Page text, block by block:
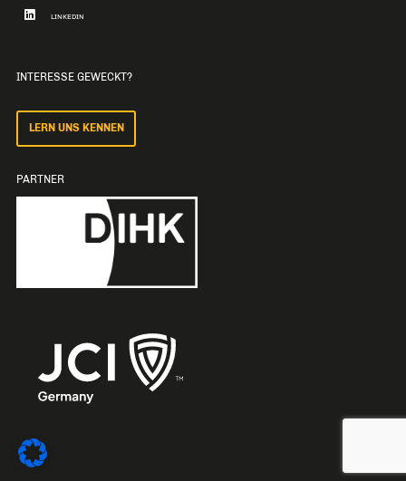
LINKEDIN
INTERESSE GEWECKT?
LERN UNS KENNEN
PARTNER